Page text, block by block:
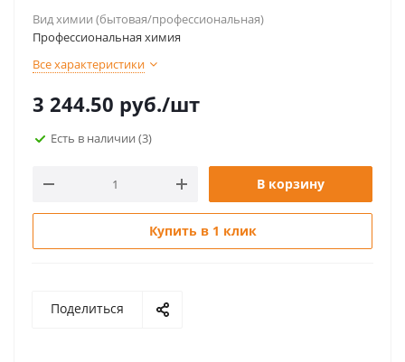
Вид химии (бытовая/профессиональная)
Профессиональная химия
Все характеристики
3 244.50 руб./шт
Есть в наличии (3)
В корзину
Купить в 1 клик
Поделиться